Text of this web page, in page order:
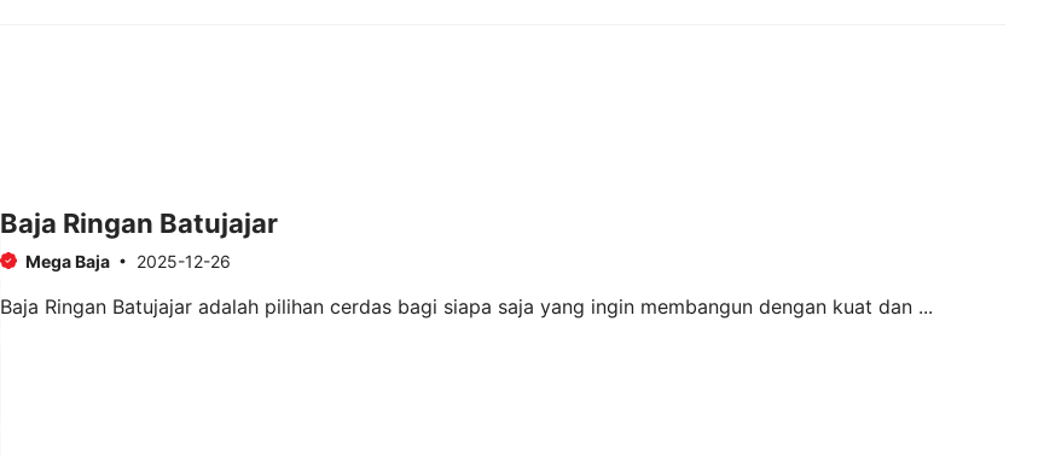
Baja Ringan Batujajar
Mega Baja 2025-12-26
Baja Ringan Batujajar adalah pilihan cerdas bagi siapa saja yang ingin membangun dengan kuat dan ...